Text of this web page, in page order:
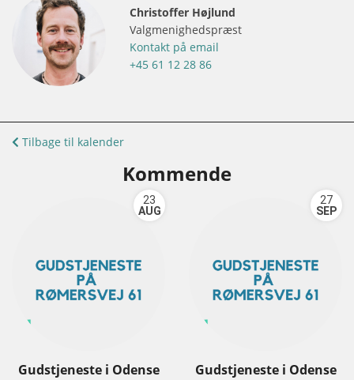
Christoffer Højlund
Valgmenighedspræst
Kontakt på email
+45 61 12 28 86
Tilbage til kalender
Kommende
23
AUG
Gudstjeneste i Odense
27
SEP
Gudstjeneste i Odense